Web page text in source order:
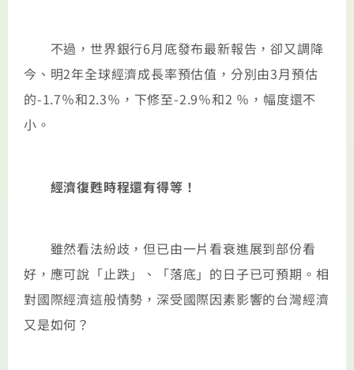
不過，世界銀行6月底發布最新報告，卻又調降
今、明2年全球經濟成長率預估值，分別由3月預估
的-1.7％和2.3％，下修至-2.9％和2 ％，幅度還不
小。
經濟復甦時程還有得等！
雖然看法紛歧，但已由一片看衰進展到部份看
好，應可說「止跌」、「落底」的日子已可預期。相
對國際經濟這般情勢，深受國際因素影響的台灣經濟
又是如何？